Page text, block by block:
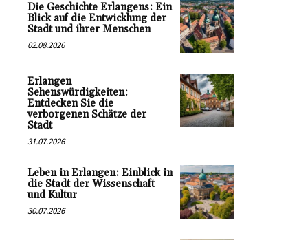
Die Geschichte Erlangens: Ein
Blick auf die Entwicklung der
Stadt und ihrer Menschen
02.08.2026
Erlangen
Sehenswürdigkeiten:
Entdecken Sie die
verborgenen Schätze der
Stadt
31.07.2026
Leben in Erlangen: Einblick in
die Stadt der Wissenschaft
und Kultur
30.07.2026